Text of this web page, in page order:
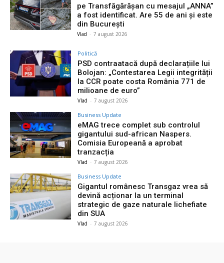
pe Transfăgărășan cu mesajul „ANNA”
a fost identificat. Are 55 de ani și este
din București
Vlad - 7 august 2026
Politică
PSD contraatacă după declarațiile lui
Bolojan: „Contestarea Legii integrității
la CCR poate costa România 771 de
milioane de euro”
Vlad - 7 august 2026
Business Update
eMAG trece complet sub controlul
gigantului sud-african Naspers.
Comisia Europeană a aprobat
tranzacția
Vlad - 7 august 2026
Business Update
Gigantul românesc Transgaz vrea să
devină acționar la un terminal
strategic de gaze naturale lichefiate
din SUA
Vlad - 7 august 2026